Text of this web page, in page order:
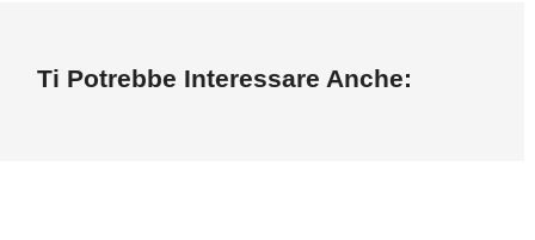
Ti Potrebbe Interessare Anche: